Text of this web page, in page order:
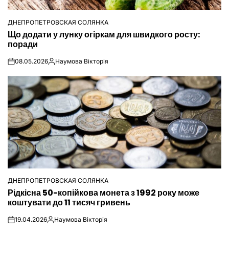
ОПУБЛІКУВАТИ
У
ДНЕПРОПЕТРОВСКАЯ СОЛЯНКА
Що додати у лунку огіркам для швидкого росту:
поради
on08.05.2026Опубліковано
Наумова Вікторія
ОПУБЛІКУВАТИ
У
ДНЕПРОПЕТРОВСКАЯ СОЛЯНКА
Рідкісна 50-копійкова монета з 1992 року може
коштувати до 11 тисяч гривень
on19.04.2026Опубліковано
Наумова Вікторія